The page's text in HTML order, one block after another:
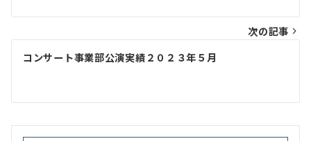
ナ
ビ
ゲ
シ
ョ
次の記事
コンサート事業部公演実績２０２３年５月